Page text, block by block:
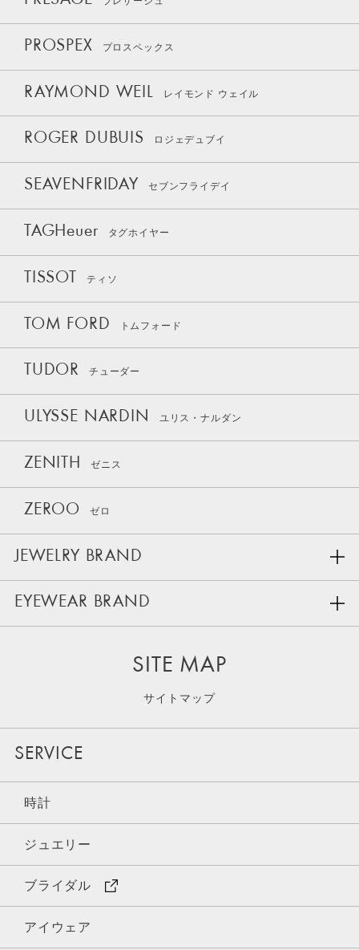
PROSPEX プロスペックス
RAYMOND WEIL レイモンド ウェイル
ROGER DUBUIS ロジェデュブイ
SEAVENFRIDAY セブンフライデイ
TAGHeuer タグホイヤー
TISSOT ティソ
TOM FORD トムフォード
TUDOR チューダー
ULYSSE NARDIN ユリス・ナルダン
ZENITH ゼニス
ZEROO ゼロ
JEWELRY BRAND
EYEWEAR BRAND
SITE MAP
サイトマップ
SERVICE
時計
ジュエリー
ブライダル
アイウェア